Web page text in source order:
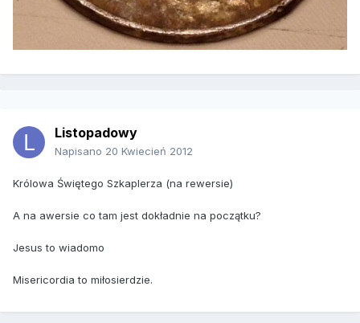
Listopadowy
Napisano 20 Kwiecień 2012
Królowa Świętego Szkaplerza (na rewersie)
A na awersie co tam jest dokładnie na początku?
Jesus to wiadomo
Misericordia to miłosierdzie.